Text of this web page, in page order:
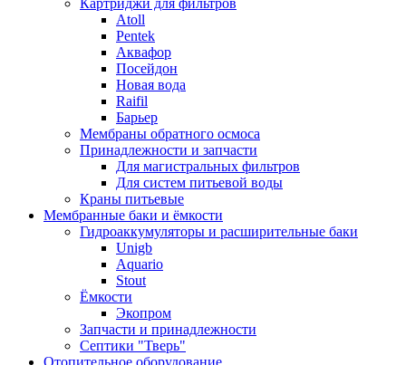
Картриджи для фильтров
Atoll
Pentek
Аквафор
Посейдон
Новая вода
Raifil
Барьер
Мембраны обратного осмоса
Принадлежности и запчасти
Для магистральных фильтров
Для систем питьевой воды
Краны питьевые
Мембранные баки и ёмкости
Гидроаккумуляторы и расширительные баки
Unigb
Aquario
Stout
Ёмкости
Экопром
Запчасти и принадлежности
Септики "Тверь"
Отопительное оборудование